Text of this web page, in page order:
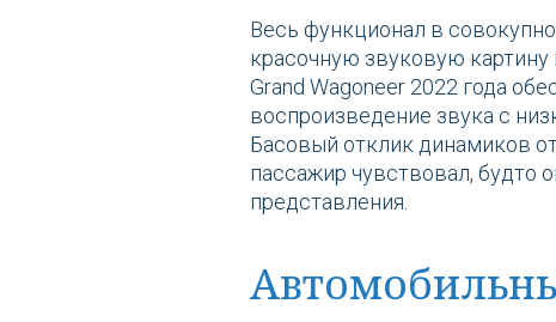
Весь функционал в
красочную звуковую
Grand Wagoneer 2022 года
воспроизведение звука с
Басовый отклик динамиков
пассажир чувствовал, будто
представления.